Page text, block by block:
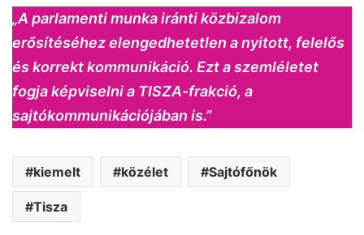
„A parlamenti munka iránti közbizalom
erősítéséhez elengedhetetlen a nyitott, felelős
és korrekt kommunikáció. Ezt a szemléletet
fogja képviselni a TISZA-frakció, a
sajtókommunikációjában is.”
kiemelt közélet Sajtófőnök
Tisza